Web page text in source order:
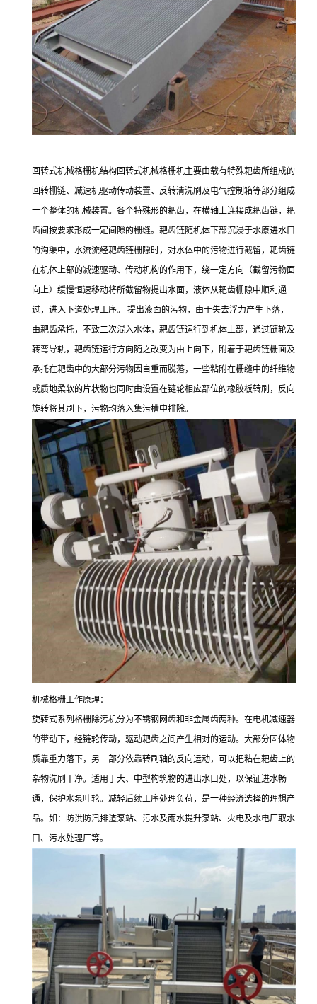
回转式机械格栅机结构回转式机械格栅机主要由载有特殊耙齿所组成的
回转栅链、减速机驱动传动装置、反转清洗刷及电气控制箱等部分组成
一个整体的机械装置。各个特殊形的耙齿，在横轴上连接成耙齿链，耙
齿间按要求形成一定间隙的栅缝。耙齿链随机体下部沉浸于水原进水口
的沟渠中，水流流经耙齿链栅隙时，对水体中的污物进行截留，耙齿链
在机体上部的减速驱动、传动机构的作用下，绕一定方向（截留污物面
向上）缓慢恒速移动将所截留物提出水面，液体从耙齿栅隙中顺利通
过，进入下道处理工序。 提出液面的污物，由于失去浮力产生下落，
由耙齿承托，不致二次混入水体，耙齿链运行到机体上部，通过链轮及
转弯导轨，耙齿链运行方向随之改变为由上向下，附着于耙齿链栅面及
承托在耙齿中的大部分污物因自重而脱落，一些粘附在栅缝中的纤维物
或质地柔软的片状物也同时由设置在链轮相应部位的橡胶板转刷，反向
旋转将其刷下，污物均落入集污槽中排除。
机械格栅工作原理：
旋转式系列格栅除污机分为不锈钢网齿和非金属齿两种。在电机减速器
的带动下，经链轮传动，驱动耙齿之间产生相对的运动。大部分固体物
质靠重力落下，另一部分依靠转刷轴的反向运动，可以把粘在耙齿上的
杂物洗刷干净。适用于大、中型构筑物的进出水口处，以保证进水畅
通，保护水泵叶轮。减轻后续工序处理负荷，是一种经济选择的理想产
品。如：防洪防汛排渣泵站、污水及雨水提升泵站、火电及水电厂取水
口、污水处理厂等。